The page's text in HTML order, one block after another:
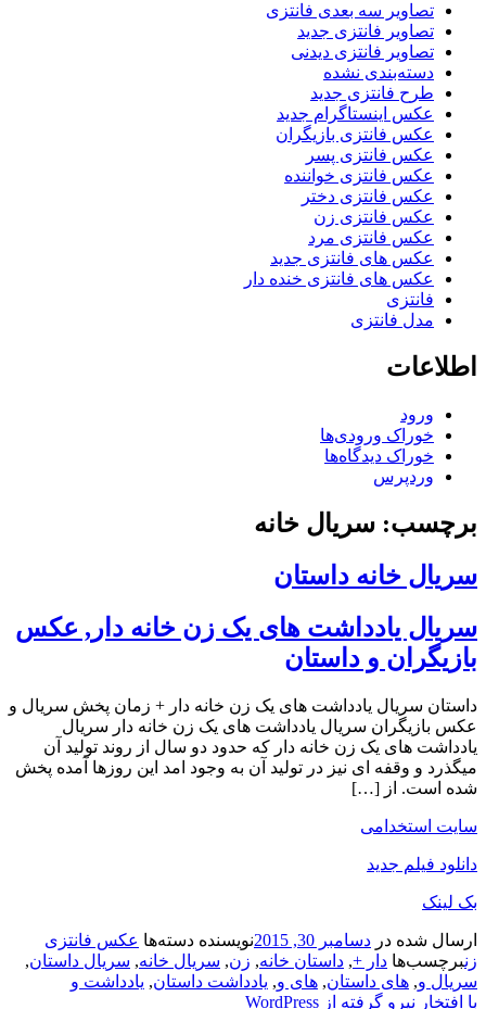
تصاویر سه بعدی فانتزی
تصاویر فانتزی جدید
تصاویر فانتزی دیدنی
دسته‌بندی نشده
طرح فانتزی جدید
عکس اینستاگرام جدید
عکس فانتزی بازیگران
عکس فانتزی پسر
عکس فانتزی خواننده
عکس فانتزی دختر
عکس فانتزی زن
عکس فانتزی مرد
عکس های فانتزی جدید
عکس های فانتزی خنده دار
فانتزی
مدل فانتزی
اطلاعات
ورود
خوراک ورودی‌ها
خوراک دیدگاه‌ها
وردپرس
برچسب: سریال خانه
سریال خانه داستان
سریال یادداشت های یک زن خانه دار, عکس
بازیگران و داستان
داستان سریال یادداشت های یک زن خانه دار + زمان پخش سریال و
عکس بازیگران سریال یادداشت های یک زن خانه دار سریال
یادداشت های یک زن خانه دار که حدود دو سال از روند تولید آن
میگذرد و وقفه ای نیز در تولید آن به وجود امد این روزها آمده پخش
شده است. از […]
سایت استخدامی
دانلود فیلم جدید
بک لینک
ارسال شده در دسامبر 30, 2015 نویسنده دسته‌ها عکس فانتزی
زنبرچسب‌ها دار +, داستان خانه, زن, سریال خانه, سریال داستان,
سریال و, های داستان, های و, یادداشت داستان, یادداشت و
با افتخار نیرو گرفته از WordPress